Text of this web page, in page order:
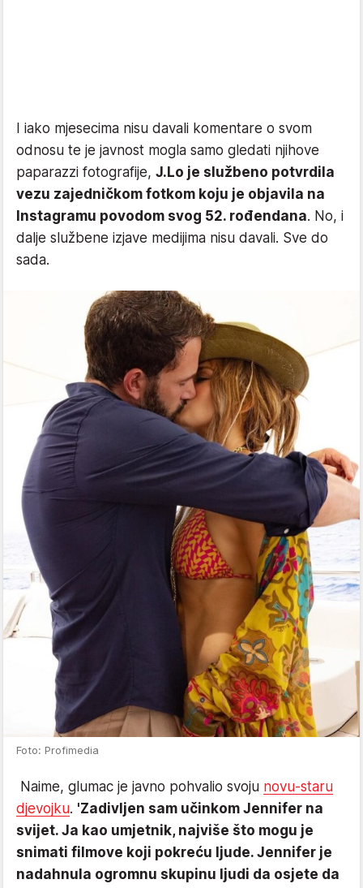
I iako mjesecima nisu davali komentare o svom
odnosu te je javnost mogla samo gledati njihove
paparazzi fotografije, J.Lo je službeno potvrdila
vezu zajedničkom fotkom koju je objavila na
Instagramu povodom svog 52. rođendana. No, i
dalje službene izjave medijima nisu davali. Sve do
sada.
Foto: Profimedia
Naime, glumac je javno pohvalio svoju novu-staru
djevojku. 'Zadivljen sam učinkom Jennifer na
svijet. Ja kao umjetnik, najviše što mogu je
snimati filmove koji pokreću ljude. Jennifer je
nadahnula ogromnu skupinu ljudi da osjete da